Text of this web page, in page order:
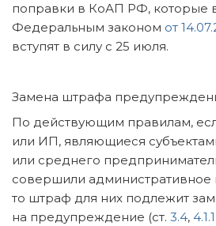
поправки в КоАП РФ, которые
Федеральным законом от
вступят в силу с 25 июля.
Замена штрафа
По действующим правилам,
или ИП, являющиеся
или среднего
совершили
то штраф для них подлежит
на предупреждение (ст. 3.4, 4.1.1